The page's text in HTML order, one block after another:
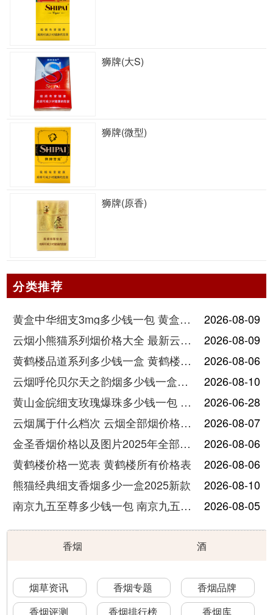
狮牌(大S)
狮牌(微型)
狮牌(原香)
分类推荐
黄盒中华细支3mg多少钱一包 黄盒中华细支3mg香烟价格查询
2026-08-09
云烟小熊猫系列烟价格大全 最新云烟小熊猫图片报价
2026-08-09
黄鹤楼品道系列多少钱一盒 黄鹤楼品道系列香烟价格表图片
2026-08-06
云烟呼伦贝尔天之韵烟多少钱一盒中支价格
2026-08-10
黄山金皖细支玫瑰爆珠多少钱一包 黄山金皖细支玫瑰爆珠2025最新价格
2026-06-28
云烟属于什么档次 云烟全部烟价格表大全
2026-08-07
金圣香烟价格以及图片2025年全部价格
2026-08-06
黄鹤楼价格一览表 黄鹤楼所有价格表
2026-08-06
熊猫经典细支香烟多少一盒2025新款
2026-08-10
南京九五至尊多少钱一包 南京九五至尊价格及图片
2026-08-05
香烟 酒
烟草资讯 香烟专题
香烟品牌
香烟评测
香烟排行榜 香烟库